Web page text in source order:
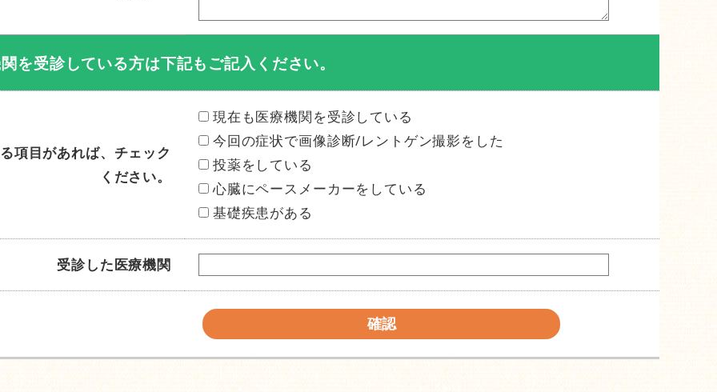
を受診している方は下記もご記入ください。
項目があれば、チェック
ください。
現在も医療機関を受診している
今回の症状で画像診断/レントゲン撮影をした
投薬をしている
心臓にペースメーカーをしている
基礎疾患がある
受診した医療機関